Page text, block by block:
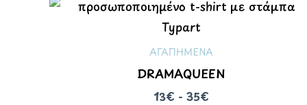
ΑΓΑΠΗΜΕΝΑ
DRAMAQUEEN
13€ - 35€